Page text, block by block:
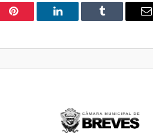
Pinterest LinkedIn Tumblr